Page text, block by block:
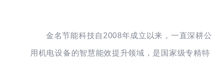
金名节能科技自2008年成立以来，一直深耕公
用机电设备的智慧能效提升领域，是国家级专精特